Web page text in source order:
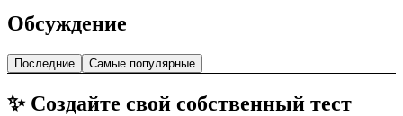
Обсуждение
Последние Самые популярные
✨ Создайте свой собственный тест